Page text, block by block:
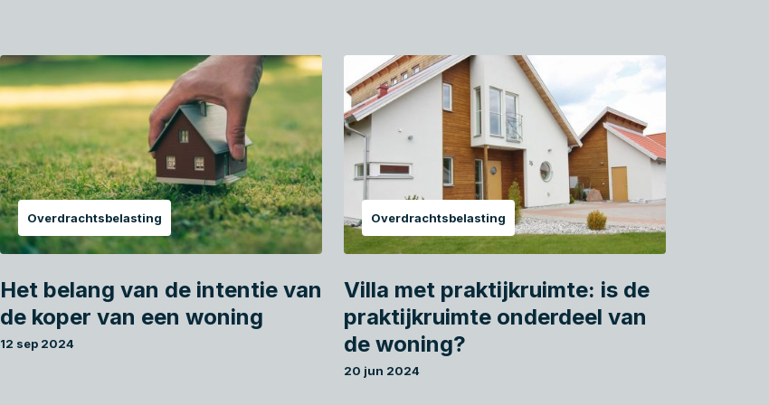
Overdrachtsbelasting
Het belang van de intentie van
de koper van een woning
12 sep 2024
Overdrachtsbelasting
Villa met praktijkruimte: is de
praktijkruimte onderdeel van
de woning?
20 jun 2024